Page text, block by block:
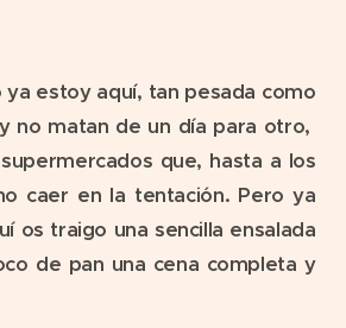
estoy aquí, tan pesada como
no matan de un día para otro,
que, hasta a los
caer en la tentación. Pero ya
os traigo una sencilla ensalada
de pan una cena completa y